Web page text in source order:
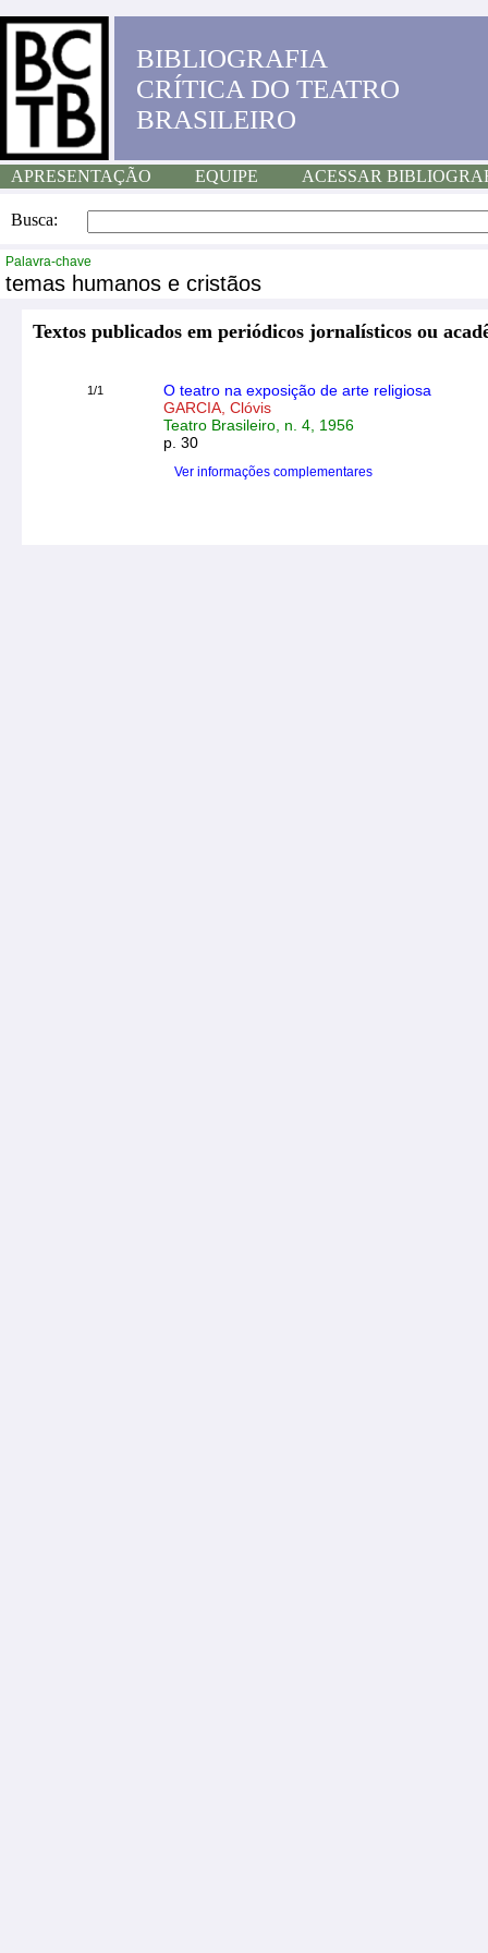
BIBLIOGRAFIA
CRÍTICA DO TEATRO
BRASILEIRO
APRESENTAÇÃO EQUIPE ACESSAR
Busca:
Palavra-chave
temas humanos e cristãos
Textos publicados em periódicos jornalísticos ou
1/1
O teatro na exposição de arte religiosa
GARCIA, Clóvis
Teatro Brasileiro, n. 4, 1956
p. 30
Ver informações complementares